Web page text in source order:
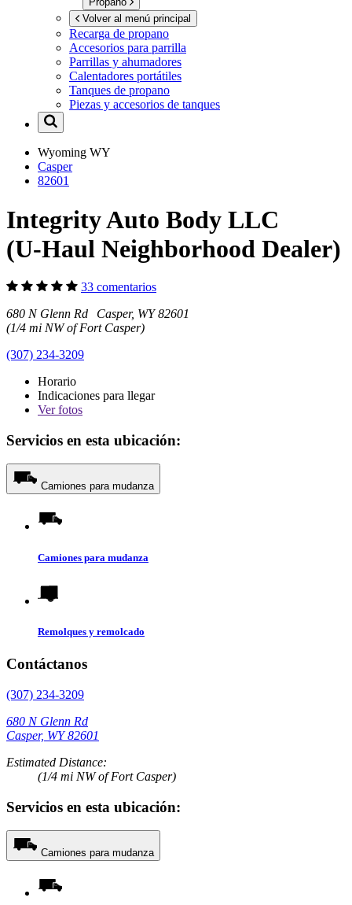
Volver al menú principal
Recarga de propano
Accesorios para parrilla
Parrillas y ahumadores
Calentadores portátiles
Tanques de propano
Piezas y accesorios de tanques
Wyoming WY
Casper
82601
Integrity Auto Body LLC
(U-Haul Neighborhood Dealer)
33 comentarios
680 N Glenn Rd Casper, WY 82601
(1/4 mi NW of Fort Casper)
(307) 234-3209
Horario
Indicaciones para llegar
Verfotos
Servicios en esta ubicación:
Camiones para mudanza
Camiones para mudanza
Remolques y remolcado
Contáctanos
(307) 234-3209
680 N Glenn Rd
Casper, WY 82601
Estimated Distance:
(1/4 mi NW of Fort Casper)
Servicios en esta ubicación:
Camiones para mudanza